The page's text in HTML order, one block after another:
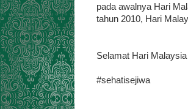
pada awalnya Hari
tahun 2010, Hari
Selamat Hari Malaysia
#sehatisejiwa